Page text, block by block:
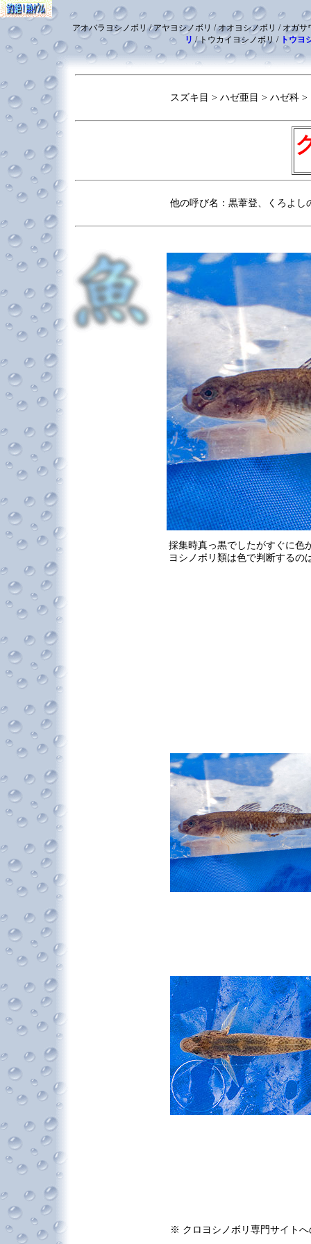
アオバラヨシノボリ / アヤヨシノボリ / オオヨシノボリ / オガ
リ / トウカイヨシノボリ / トウヨ
スズキ目 > ハゼ亜目 > ハゼ科 >
他の呼び名：黒葦登、くろよし
採集時真っ黒でしたがすぐに色
ヨシノボリ類は色で判断するの
※ クロヨシノボリ専門サイト